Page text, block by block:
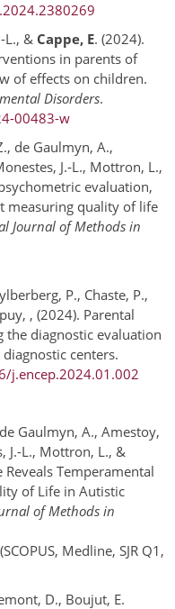
L., & Cappe, E. (2024).
in parents of
of effects on children.
Disorders.
00483-w
de Gaulmyn, A.,
J.‐L., Mottron, L.,
evaluation,
measuring quality of life
Journal of Methods in
P., Chaste, P.,
, (2024). Parental
diagnostic evaluation
centers.
j.encep.2024.01.002
Gaulmyn, A., Amestoy,
J.-L., Mottron, L., &
Temperamental
of Life in Autistic
of Methods in
Medline, SJR Q1,
D., Boujut, E.